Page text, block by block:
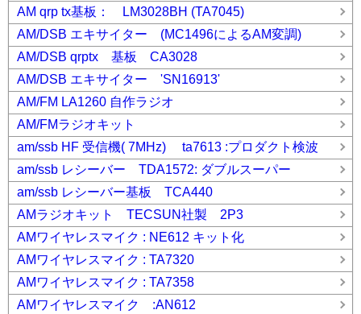
AM qrp tx基板： LM3028BH (TA7045)
AM/DSB エキサイター (MC1496によるAM変調)
AM/DSB qrptx 基板 CA3028
AM/DSB エキサイター 'SN16913'
AM/FM LA1260 自作ラジオ
AM/FMラジオキット
am/ssb HF 受信機( 7MHz) ta7613 :プロダクト検波
am/ssb レシーバー TDA1572: ダブルスーパー
am/ssb レシーバー基板 TCA440
AMラジオキット TECSUN社製 2P3
AMワイヤレスマイク : NE612 キット化
AMワイヤレスマイク : TA7320
AMワイヤレスマイク : TA7358
AMワイヤレスマイク :AN612